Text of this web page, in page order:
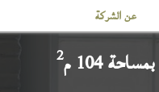
عن الشركة
بمساحة 104 م 2